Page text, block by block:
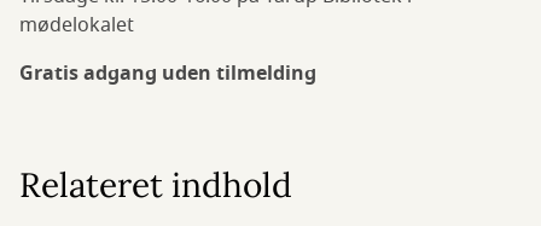
mødelokalet
Gratis adgang uden tilmelding
Relateret indhold